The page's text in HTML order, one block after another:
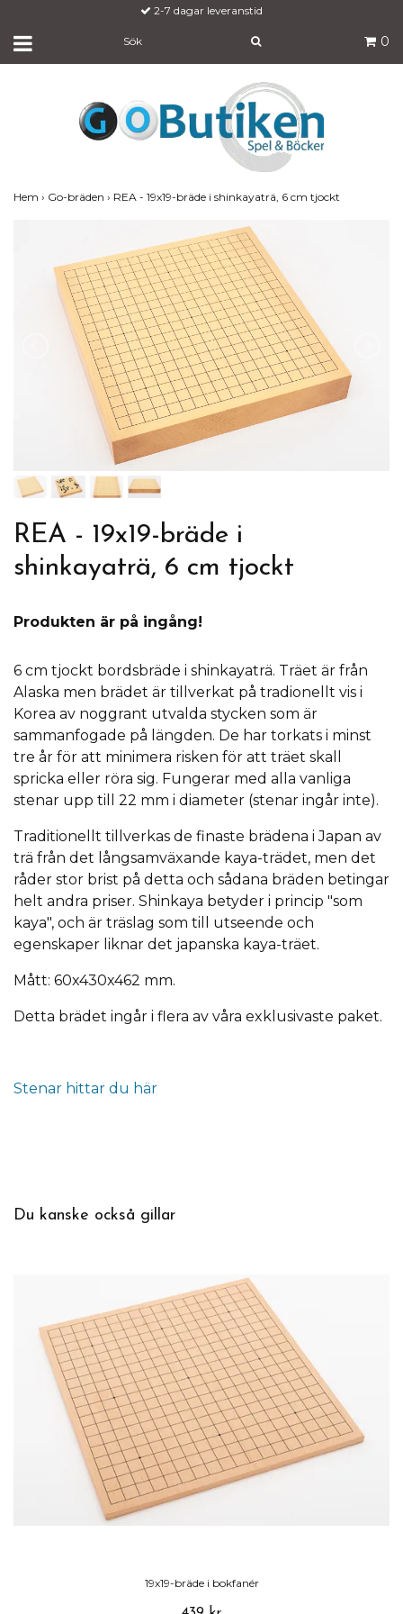
2-7 dagar leveranstid
0
Hem › Go-bräden › REA - 19x19-bräde i shinkayaträ, 6 cm tjockt
REA - 19x19-bräde i
shinkayaträ, 6 cm tjockt
Produkten är på ingång!
6 cm tjockt bordsbräde i shinkayaträ. Träet är från
Alaska men brädet är tillverkat på tradionellt vis i
Korea av noggrant utvalda stycken som är
sammanfogade på längden. De har torkats i minst
tre år för att minimera risken för att träet skall
spricka eller röra sig. Fungerar med alla vanliga
stenar upp till 22 mm i diameter (stenar ingår inte).
Traditionellt tillverkas de finaste brädena i Japan av
trä från det långsamväxande kaya-trädet, men det
råder stor brist på detta och sådana bräden betingar
helt andra priser. Shinkaya betyder i princip "som
kaya", och är träslag som till utseende och
egenskaper liknar det japanska kaya-träet.
Mått: 60x430x462 mm.
Detta brädet ingår i flera av våra exklusivaste paket.
Stenar hittar du här
Du kanske också gillar
19x19-bräde i bokfanér